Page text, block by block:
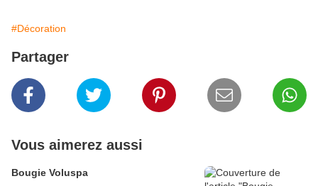
#Décoration
Partager
Vous aimerez aussi
Bougie Voluspa